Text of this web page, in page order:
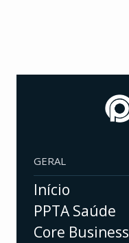
GERAL
Início
PPTA Saúde
Core Business